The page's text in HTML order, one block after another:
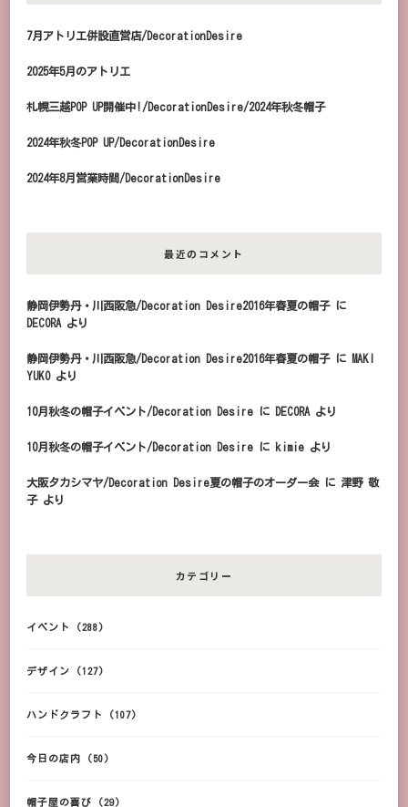
7月アトリエ併設直営店/DecorationDesire
2025年5月のアトリエ
札幌三越POP UP開催中!/DecorationDesire/2024年秋冬帽子
2024年秋冬POP UP/DecorationDesire
2024年8月営業時間/DecorationDesire
最近のコメント
静岡伊勢丹・川西阪急/Decoration Desire2016年春夏の帽子に
DECORA より
静岡伊勢丹・川西阪急/Decoration Desire2016年春夏の帽子に
MAKI
YUKOより
10月秋冬の帽子イベント/Decoration Desire に DECORA より
10月秋冬の帽子イベント/Decoration Desire に kimie より
大阪タカシマヤ/Decoration Desire夏の帽子のオーダー会に 津野 敬
子より
カテゴリー
イベント (288)
デザイン (127)
ハンドクラフト (107)
今日の店内 (50)
帽子屋の喜び (29)